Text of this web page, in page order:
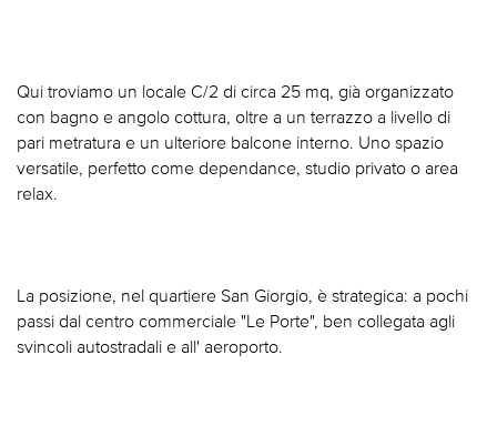
Qui troviamo un locale C/2 di circa 25 mq, già organizzato
con bagno e angolo cottura, oltre a un terrazzo a livello di
pari metratura e un ulteriore balcone interno. Uno spazio
versatile, perfetto come dependance, studio privato o area
relax.
La posizione, nel quartiere San Giorgio, è strategica: a pochi
passi dal centro commerciale "Le Porte", ben collegata agli
svincoli autostradali e all' aeroporto.